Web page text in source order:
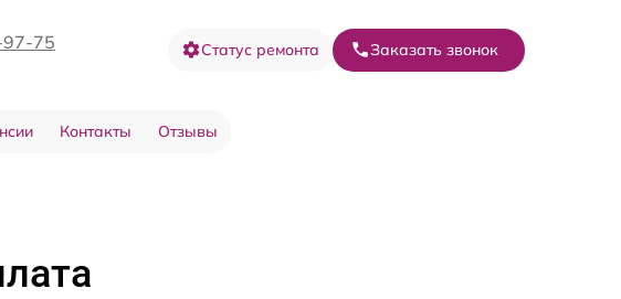
97-75 Статус ремонта Заказать звонок
Контакты Отзывы